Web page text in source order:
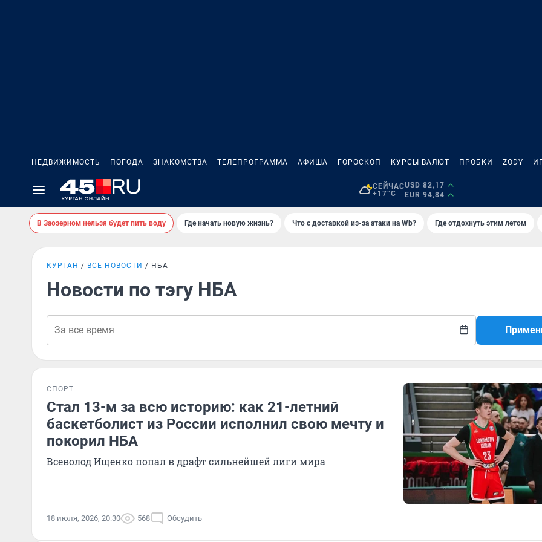
НЕДВИЖИМОСТЬ ПОГОДА ЗНАКОМСТВА ТЕЛЕПРОГРАММА АФИША ГОРОСКОП КУРСЫ ВАЛЮТ ПРОБКИ ZODY
СЕЙЧАС
+17°C
USD 82,17
EUR 94,84
В Заозерном нельзя будет пить воду Где начать новую жизнь? Что с доставкой из-за атаки на Wb? Где отдохнуть этим летом
КУРГАН ВСЕ НОВОСТИ НБА
Новости по тэгу НБА
СПОРТ
Стал 13-м за всю историю: как 21-летний
баскетболист из России исполнил свою мечту и
покорил НБА
Всеволод Ищенко попал в драфт сильнейшей лиги мира
18 июля, 2026, 20:30 568 Обсудить